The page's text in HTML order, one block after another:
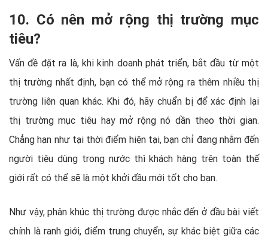
10. Có nên mở rộng thị trường mục
tiêu?
Vấn đề đặt ra là, khi kinh doanh phát triển, bắt đầu từ một
thị trường nhất định, bạn có thể mở rộng ra thêm nhiều thị
trường liên quan khác. Khi đó, hãy chuẩn bị để xác định lại
thị trường mục tiêu hay mở rộng nó dần theo thời gian.
Chẳng hạn như tại thời điểm hiện tại, bạn chỉ đang nhắm đến
người tiêu dùng trong nước thì khách hàng trên toàn thế
giới rất có thể sẽ là một khởi đầu mới tốt cho bạn.
Như vậy, phân khúc thị trường được nhắc đến ở đầu bài viết
chính là ranh giới, điểm trung chuyển, sự khác biệt giữa các